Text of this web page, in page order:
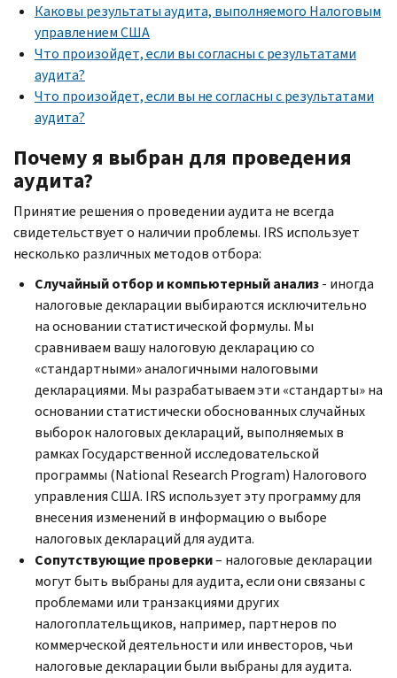
Каковы результаты аудита, выполняемого Налоговым
управлением США
Что произойдет, если вы согласны с результатами
аудита?
Что произойдет, если вы не согласны с результатами
аудита?
Почему я выбран для проведения
аудита?
Принятие решения о проведении аудита не всегда
свидетельствует о наличии проблемы. IRS использует
несколько различных методов отбора:
Случайный отбор и компьютерный анализ- иногда
налоговые декларации выбираются исключительно
на основании статистической формулы. Мы
сравниваем вашу налоговую декларацию со
«стандартными» аналогичными налоговыми
декларациями. Мы разрабатываем эти «стандарты» на
основании статистически обоснованных случайных
выборок налоговых деклараций, выполняемых в
рамках Государственной исследовательской
программы (National Research Program) Налогового
управления США. IRS использует эту программу для
внесения изменений в информацию о выборе
налоговых деклараций для аудита.
Сопутствующие проверки– налоговые декларации
могут быть выбраны для аудита, если они связаны с
проблемами или транзакциями других
налогоплательщиков, например, партнеров по
коммерческой деятельности или инвесторов, чьи
налоговые декларации были выбраны для аудита.